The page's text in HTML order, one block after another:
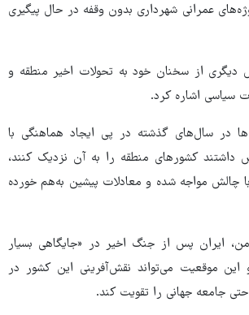
عمرانی شهرداری بدون وقفه در حال پیگیری
دیگری از سخنان خود به تحولات اخیر منطقه و
سیاسی اشاره کرد.
در سال‌های گذشته در پی ایجاد هماهنگی با
داشتند کشورهای منطقه را به آن نزدیک کنند،
چالش مواجه شده و معادلات پیشین به‌هم خورده
من، ایران پس از جنگ اخیر در «جایگاهی بسیار
این موقعیت می‌تواند نقش‌آفرینی این کشور در
جامعه جهانی را تقویت کند.